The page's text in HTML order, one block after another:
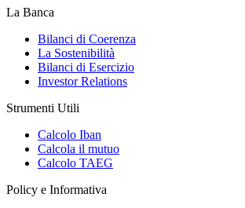
La Banca
Bilanci di Coerenza
La Sostenibilità
Bilanci di Esercizio
Investor Relations
Strumenti Utili
Calcolo Iban
Calcola il mutuo
Calcolo TAEG
Policy e Informativa